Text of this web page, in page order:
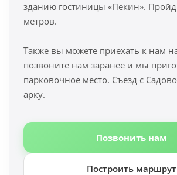
зданию гостиницы «Пекин».
метров.
Также вы можете приехать к нам
позвоните нам заранее и мы
парковочное место. Съезд с
арку.
Позвонить нам
Построить маршрут